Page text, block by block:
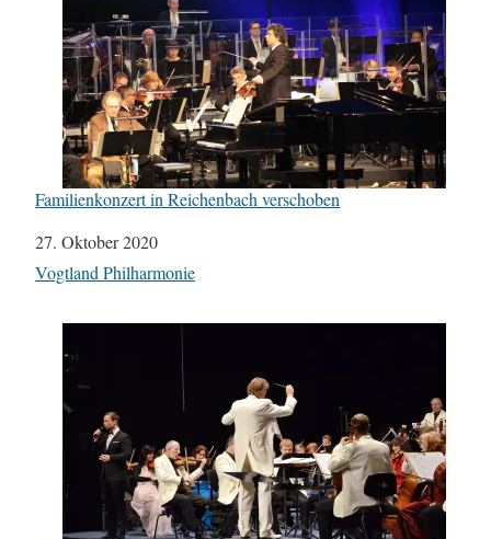
Familienkonzert in Reichenbach verschoben
Datum
27. Oktober 2020
In Bezug auf
Vogtland Philharmonie